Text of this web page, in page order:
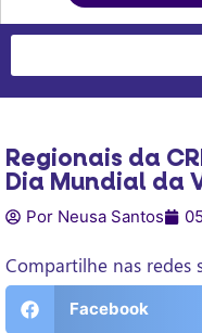
Regionais da
Dia Mundial da
Por Neusa Santos
Compartilhe nas redes
Facebook